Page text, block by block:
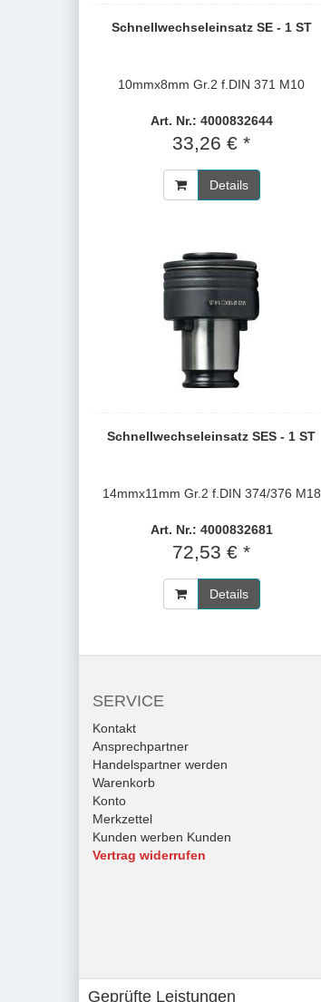
Schnellwechseleinsatz SE - 1 ST
10mmx8mm Gr.2 f.DIN 371 M10
Art. Nr.: 4000832644
33,26 € *
Details
Schnellwechseleinsatz SES - 1 ST
14mmx11mm Gr.2 f.DIN 374/376 M18
Art. Nr.: 4000832681
72,53 € *
Details
SERVICE
Kontakt
Ansprechpartner
Handelspartner werden
Warenkorb
Konto
Merkzettel
Kunden werben Kunden
Vertrag widerrufen
Geprüfte Leistungen